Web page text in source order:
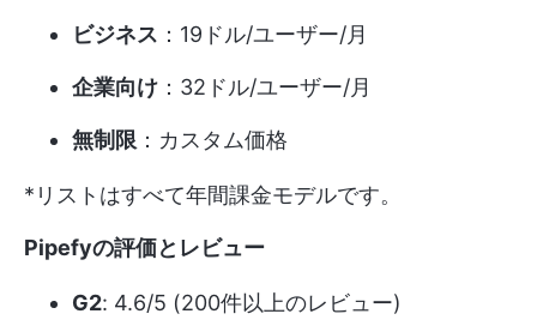
ビジネス ：19ドル/ユーザー/月
企業向け ：32ドル/ユーザー/月
無制限 ：カスタム価格
*リストはすべて年間課金モデルです。
Pipefyの評価とレビュー
G2: 4.6/5 (200件以上のレビュー)